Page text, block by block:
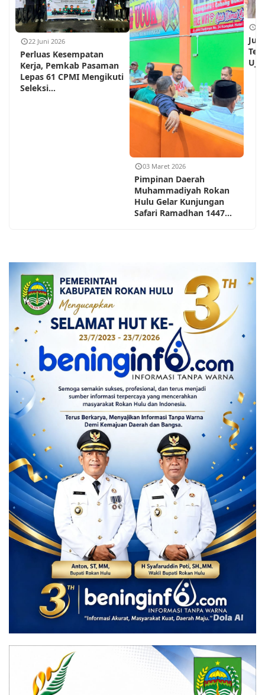
22 Juni 2026
Perluas Kesempatan
Kerja, Pemkab Pasaman
Lepas 61 CPMI Mengikuti
Seleksi...
03 Maret 2026
Pimpinan Daerah
Muhammadiyah Rokan
Hulu Gelar Kunjungan
Safari Ramadhan 1447...